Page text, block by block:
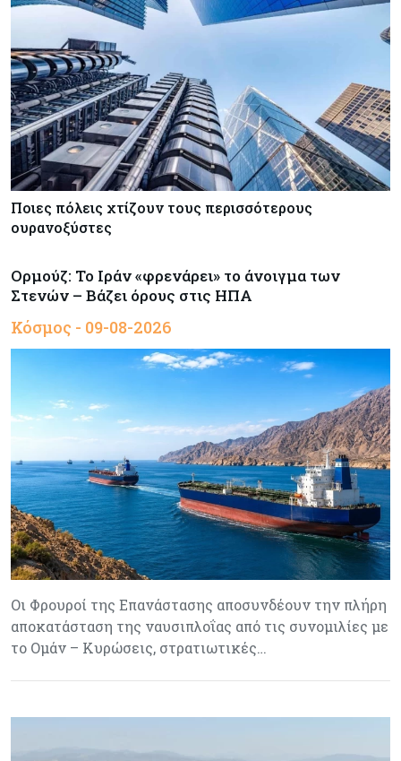
Ποιες πόλεις χτίζουν τους περισσότερους
ουρανοξύστες
Ορμούζ: Το Ιράν «φρενάρει» το άνοιγμα των
Στενών – Βάζει όρους στις ΗΠΑ
Κόσμος - 09-08-2026
Οι Φρουροί της Επανάστασης αποσυνδέουν την πλήρη
αποκατάσταση της ναυσιπλοΐας από τις συνομιλίες με
το Ομάν – Κυρώσεις, στρατιωτικές…